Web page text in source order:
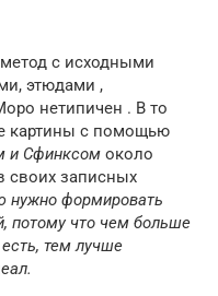
с исходными
этюдами ,
нетипичен . В то
картины с помощью
и Сфинксом около
своих записных
нужно формировать
потому что чем больше
тем лучше